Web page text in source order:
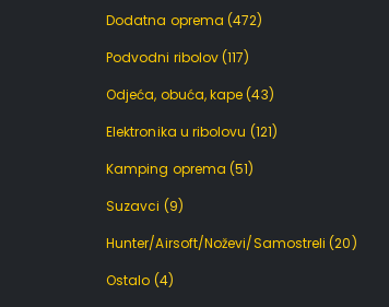
Dodatna oprema (472)
Podvodni ribolov (117)
Odjeća, obuća, kape (43)
Elektronika u ribolovu (121)
Kamping oprema (51)
Suzavci (9)
Hunter/Airsoft/Noževi/Samostreli (20)
Ostalo (4)